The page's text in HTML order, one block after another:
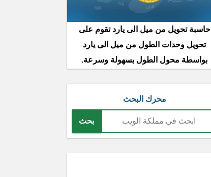
حاسبة تحويل من ميل الى يارد تقوم على
تحويل وحدات الطول من ميل الى يارد
بواسطة محول الطول بسهولة وسرعة.
محرك البحث
بحث